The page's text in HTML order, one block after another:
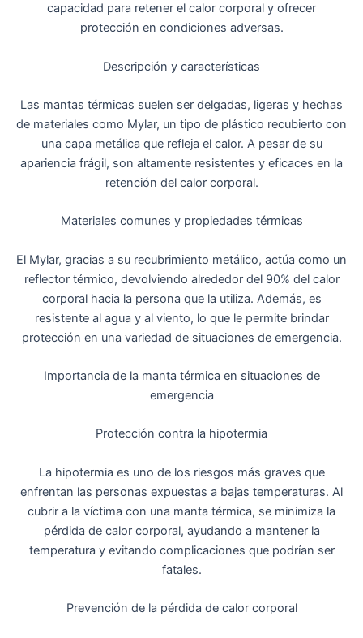
capacidad para retener el calor corporal y ofrecer
protección en condiciones adversas.
Descripción y características
Las mantas térmicas suelen ser delgadas, ligeras y hechas
de materiales como Mylar, un tipo de plástico recubierto con
una capa metálica que refleja el calor. A pesar de su
apariencia frágil, son altamente resistentes y eficaces en la
retención del calor corporal.
Materiales comunes y propiedades térmicas
El Mylar, gracias a su recubrimiento metálico, actúa como un
reflector térmico, devolviendo alrededor del 90% del calor
corporal hacia la persona que la utiliza. Además, es
resistente al agua y al viento, lo que le permite brindar
protección en una variedad de situaciones de emergencia.
Importancia de la manta térmica en situaciones de
emergencia
Protección contra la hipotermia
La hipotermia es uno de los riesgos más graves que
enfrentan las personas expuestas a bajas temperaturas. Al
cubrir a la víctima con una manta térmica, se minimiza la
pérdida de calor corporal, ayudando a mantener la
temperatura y evitando complicaciones que podrían ser
fatales.
Prevención de la pérdida de calor corporal